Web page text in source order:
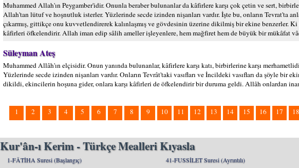
Muhammed Allah'ın Peygamber'idir. Onunla beraber bulunanlar da kâfirlere karşı çok çetin ve sert,
Allah'tan lütuf ve hoşnutluk isterler. Yüzlerinde secde izinden nişanları vardır. İşte bu, onların Tevrat'ta
çıkarmış, gittikçe onu kuvvetlendirerek kalınlaşmış ve gövdesinin üzerine dikilmiş bir ekine benzerler.
kâfirleri öfkelendirir. Allah iman edip sâlih ameller işleyenlere, hem mağfiret hem de büyük bir mükâfat
Süleyman Ateş
Muhammed Allâh'ın elçisidir. Onun yanında bulunanlar, kâfirlere karşı katı, birbirlerine karşı
Yüzlerinde secde izinden nişanları vardır. Onların Tevrât'taki vasıfları ve İncildeki vasıfları da şöyle
dikildi, ekincilerin hoşuna gider, onlara karşı kâfirleri de öfkelendirir bir duruma geldi. Allâh onlardan
1 2 3 4 5 6 7 8 9 10 11 12 13 14 15 16 17 18
Kur'ân-ı Kerim - Türkçe Mealleri Kıyasla
1-FÂTİHA Suresi (Başlangıç)
41-FUSSİLET Suresi (Ayrıntılı)